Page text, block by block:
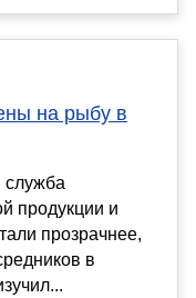
на рыбу в
служба
продукции и
прозрачнее,
в